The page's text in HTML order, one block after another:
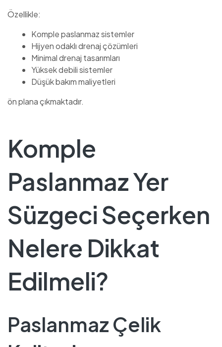
Özellikle:
Komple paslanmaz sistemler
Hijyen odaklı drenaj çözümleri
Minimal drenaj tasarımları
Yüksek debili sistemler
Düşük bakım maliyetleri
ön plana çıkmaktadır.
Komple
Paslanmaz Yer
Süzgeci Seçerken
Nelere Dikkat
Edilmeli?
Paslanmaz Çelik